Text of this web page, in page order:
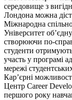
середовище з
Лондона можна
Міжнародна
Університет
створюючи по-
студенти
участь у програмі
мережі
Кар’єрні
Центр Career
першого року